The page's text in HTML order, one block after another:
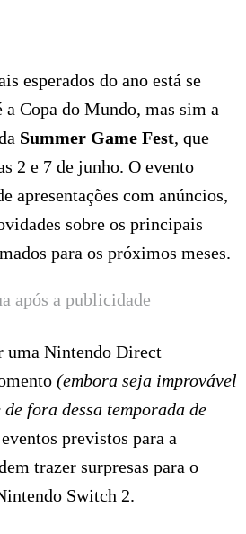
esperados do ano está se
Copa do Mundo, mas sim a
Summer Game Fest, que
2 e 7 de junho. O evento
apresentações com anúncios,
sobre os principais
para os próximos meses.
após a publicidade
uma Nintendo Direct
(embora seja improvável
fora dessa temporada de
previstos para a
trazer surpresas para o
Switch 2.